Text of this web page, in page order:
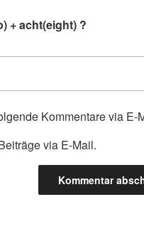
+ acht(eight) ?
Kommentare via E-
via E-Mail.